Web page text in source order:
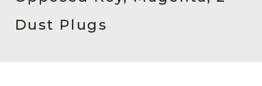
关于我们
Dust Plugs